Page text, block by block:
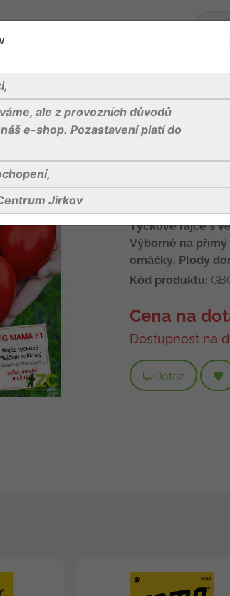
F1 XL masité 10s
masité 10s
Tyčkové rajče s
Výborné na
omáčky. Plody
Kód produktu:
Cena na
Dostupnost na
Dotaz
ale z provozních důvodů
e-shop. Pozastavení platí do
Jirkov